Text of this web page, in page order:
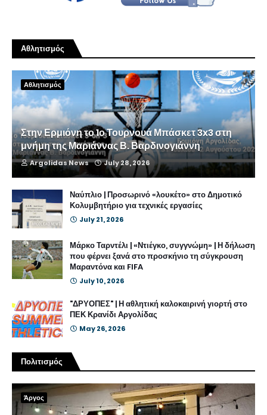
Αθλητισμός
Αθλητισμός
Στην Ερμιόνη το 1ο Τουρνουά Μπάσκετ 3x3 στη
μνήμη της Μαριάννας Β. Βαρδινογιάννη
Argolidas News July 28, 2026
Ναύπλιο | Προσωρινό «λουκέτο» στο Δημοτικό
Κολυμβητήριο για τεχνικές εργασίες
July 21, 2026
Μάρκο Ταρντέλι | «Ντιέγκο, συγγνώμη» | Η δήλωση
που φέρνει ξανά στο προσκήνιο τη σύγκρουση
Μαραντόνα και FIFA
July 10, 2026
"ΔΡΥΟΠΕΣ" | Η αθλητική καλοκαιρινή γιορτή στο
ΠΕΚ Κρανίδι Αργολίδας
May 26, 2026
Πολιτισμός
Άργος